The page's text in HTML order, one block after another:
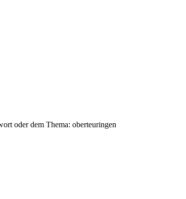
oder dem Thema: oberteuringen